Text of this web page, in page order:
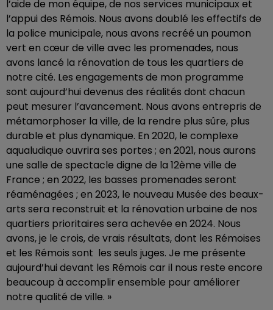
l’aide de mon équipe, de nos services municipaux et
l’appui des Rémois. Nous avons doublé les effectifs de
la police municipale, nous avons recréé un poumon
vert en cœur de ville avec les promenades, nous
avons lancé la rénovation de tous les quartiers de
notre cité. Les engagements de mon programme
sont aujourd’hui devenus des réalités dont chacun
peut mesurer l’avancement. Nous avons entrepris de
métamorphoser la ville, de la rendre plus sûre, plus
durable et plus dynamique. En 2020, le complexe
aqualudique ouvrira ses portes ; en 2021, nous aurons
une salle de spectacle digne de la 12ème ville de
France ; en 2022, les basses promenades seront
réaménagées ; en 2023, le nouveau Musée des beaux-
arts sera reconstruit et la rénovation urbaine de nos
quartiers prioritaires sera achevée en 2024. Nous
avons, je le crois, de vrais résultats, dont les Rémoises
et les Rémois sont les seuls juges. Je me présente
aujourd’hui devant les Rémois car il nous reste encore
beaucoup à accomplir ensemble pour améliorer
notre qualité de ville. »